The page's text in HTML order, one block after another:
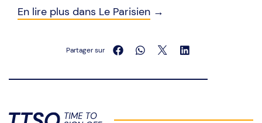
En lire plus dans Le Parisien →
Partager sur